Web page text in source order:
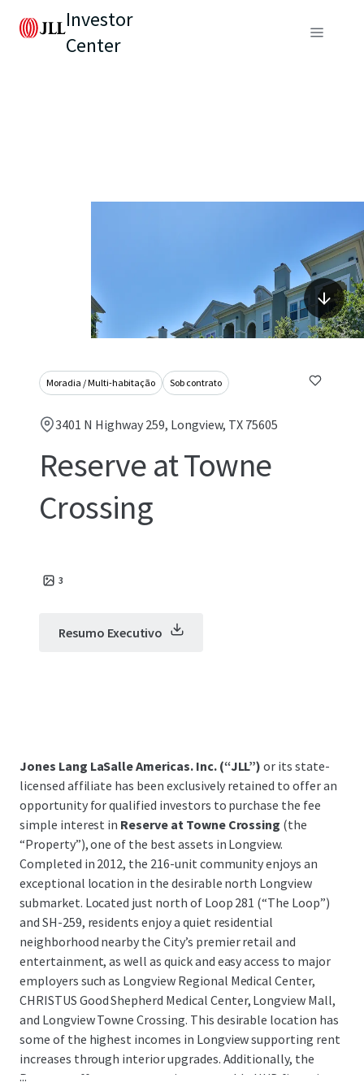
Investor
Center
Moradia / Multi-habitação Sob contrato
3401 N Highway 259, Longview, TX 75605
Reserve at Towne
Crossing
3
Resumo Executivo
Jones Lang LaSalle Americas. Inc. (“JLL”) or its state-
licensed affiliate has been exclusively retained to offer an
opportunity for qualified investors to purchase the fee
simple interest in Reserve at Towne Crossing (the
“Property”), one of the best assets in Longview.
Completed in 2012, the 216-unit community enjoys an
exceptional location in the desirable north Longview
submarket. Located just north of Loop 281 (“The Loop”)
and SH-259, residents enjoy a quiet residential
neighborhood nearby the City’s premier retail and
entertainment, as well as quick and easy access to major
employers such as Longview Regional Medical Center,
CHRISTUS Good Shepherd Medical Center, Longview Mall,
and Longview Towne Crossing. This desirable location has
some of the highest incomes in Longview supporting rent
increases through interior upgrades. Additionally, the
Property offers very attractive assumable HUD financing
...